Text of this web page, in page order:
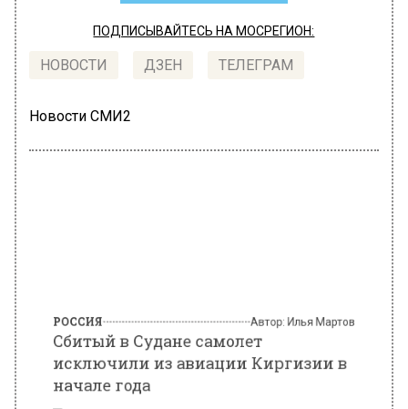
ПОДПИСЫВАЙТЕСЬ НА МОСРЕГИОН:
НОВОСТИ ДЗЕН ТЕЛЕГРАМ
Новости СМИ2